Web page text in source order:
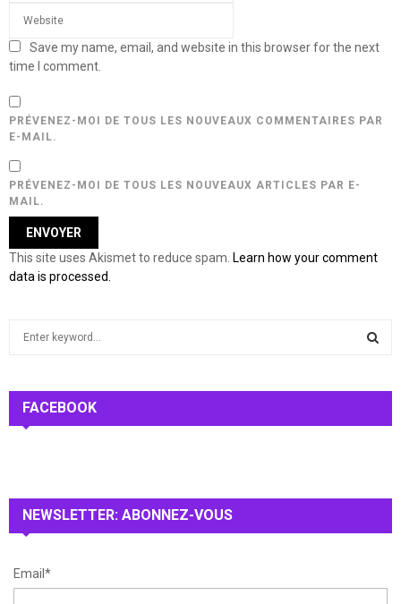
Save my name, email, and website in this browser for the next
time I comment.
PRÉVENEZ-MOI DE TOUS LES NOUVEAUX COMMENTAIRES PAR
E-MAIL.
PRÉVENEZ-MOI DE TOUS LES NOUVEAUX ARTICLES PAR E-
MAIL.
This site uses Akismet to reduce spam. Learn how your comment
data is processed.
h
:
FACEBOOK
NEWSLETTER: ABONNEZ-VOUS
Email*